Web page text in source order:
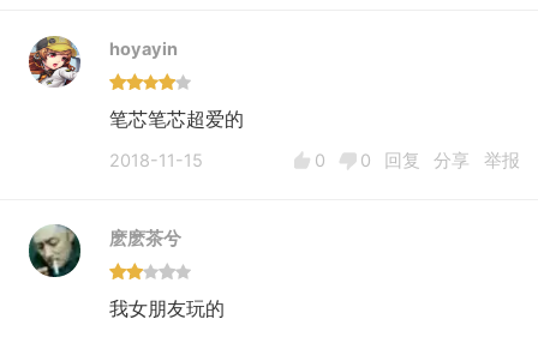
hoyayin
笔芯笔芯超爱的
2018-11-15 0 0 回复 分享 举报
麽麽茶兮
我女朋友玩的